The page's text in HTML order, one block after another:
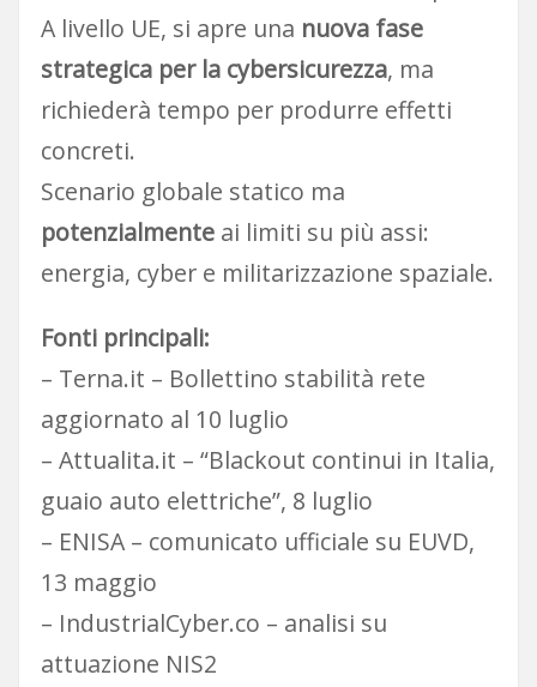
A livello UE, si apre una nuova fase
strategica per la cybersicurezza, ma
richiederà tempo per produrre effetti
concreti.
Scenario globale statico ma
potenzialmente ai limiti su più assi:
energia, cyber e militarizzazione spaziale.
Fonti principali:
– Terna.it – Bollettino stabilità rete
aggiornato al 10 luglio
– Attualita.it – “Blackout continui in Italia,
guaio auto elettriche”, 8 luglio
– ENISA – comunicato ufficiale su EUVD,
13 maggio
– IndustrialCyber.co – analisi su
attuazione NIS2